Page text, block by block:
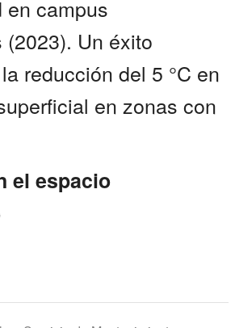
en campus
Un éxito
reducción del 5 °C en
en zonas con
el espacio